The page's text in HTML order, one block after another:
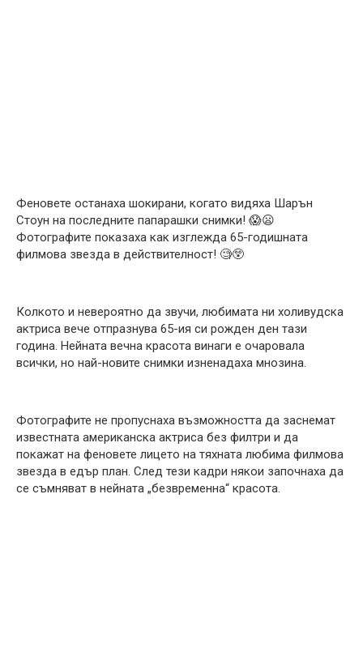
Феновете останаха шокирани, когато видяха Шарън
Стоун на последните папарашки снимки! 😱😦
Фотографите показаха как изглежда 65-годишната
филмова звезда в действителност! 🧐😲
Колкото и невероятно да звучи, любимата ни холивудска
актриса вече отпразнува 65-ия си рожден ден тази
година. Нейната вечна красота винаги е очаровала
всички, но най-новите снимки изненадаха мнозина.
Фотографите не пропуснаха възможността да заснемат
известната американска актриса без филтри и да
покажат на феновете лицето на тяхната любима филмова
звезда в едър план. След тези кадри някои започнаха да
се съмняват в нейната „безвременна“ красота.